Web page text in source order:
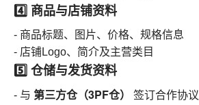
4️⃣ 商品与店铺资料
- 商品标题、图片、价格、规格信息
- 店铺Logo、简介及主营类目
5️⃣ 仓储与发货资料
- 与 第三方仓（3PF仓）
签订合作协议